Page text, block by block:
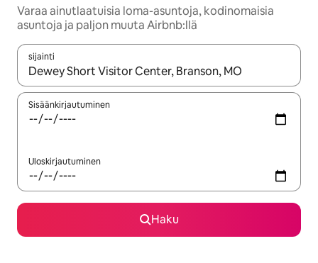
Varaa ainutlaatuisia loma-asuntoja, kodinomaisia
asuntoja ja paljon muuta Airbnb:llä
sijainti
Kun tulokset ovat saatavilla, navigoi ylös- ja alas-
Sisäänkirjautuminen
Uloskirjautuminen
Haku